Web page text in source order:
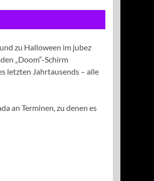
zu Halloween im jubez
„Doom“-Schirm
letzten Jahrtausends – alle
an Terminen, zu denen es